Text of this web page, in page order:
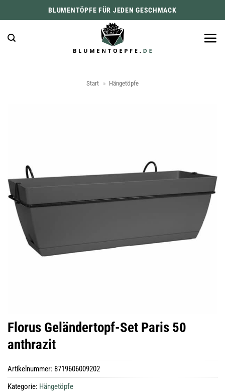
Inhalt
springen
BLUMENTÖPFE FÜR JEDEN GESCHMACK
Start » Hängetöpfe
Florus Geländertopf-Set Paris 50
anthrazit
Artikelnummer: 8719606009202
Kategorie: Hängetöpfe